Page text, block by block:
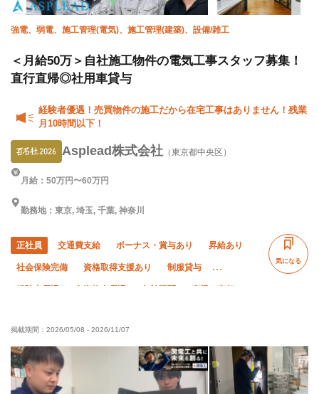
強電、弱電、施工管理(電気)、施工管理(建築)、設備/雑工
＜月給50万＞自社施工物件の電気工事スタッフ募集！
直行直帰◎社用車貸与
経験者優遇！売買物件の施工だから在宅工事はありません！残業
月10時間以下！
Asplead株式会社 （東京都中央区）
月給：50万円〜60万円
勤務地：東京, 埼玉, 千葉, 神奈川
正社員 交通費支給 ボーナス・賞与あり 昇給あり
社会保険完備 資格取得支援あり 制服貸与
経験者優遇 有資格者優遇 年齢不問 直帰・直行OK
車・バイク通勤OK
気になる
掲載期間： 2026/05/08 - 2026/11/07